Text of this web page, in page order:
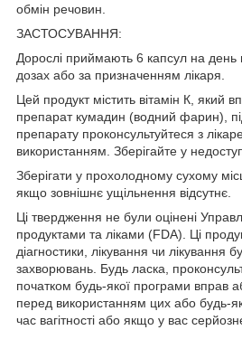
обмін речовин.
ЗАСТОСУВАННЯ:
Дорослі приймають 6 капсул на день
дозах або за призначенням лікаря.
Цей продукт містить вітамін К, який
препарат кумадин (водний фарин),
препарату проконсультуйтеся з
використанням. Зберігайте у
Зберігати у прохолодному сухому
якщо зовнішнє ущільнення відсутнє.
Ці твердження не були оцінені
продуктами та ліками (FDA). Ці
діагностики, лікування чи лікування
захворювань. Будь ласка,
початком будь-якої програми вправ
перед використанням цих або будь-
час вагітності або якщо у вас